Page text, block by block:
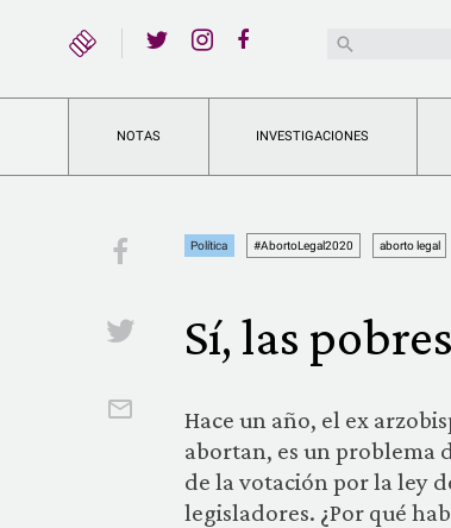
YouTubeBuscar:
NOTAS INVESTIGACIONES
Facebook
Twitter
Email
Política #AbortoLegal2020 aborto legal
Sí, las
Hace un año, el ex
abortan, es un problema
de la votación por la ley
legisladores. ¿Por qué